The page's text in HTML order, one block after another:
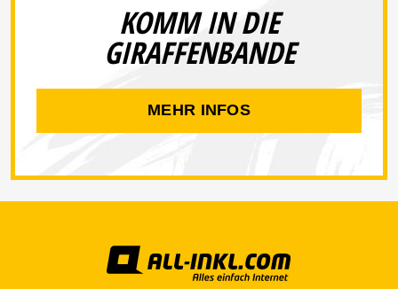
KOMM IN DIE
GIRAFFENBANDE
MEHR INFOS